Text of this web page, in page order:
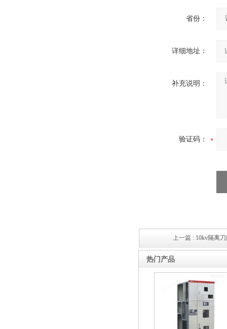
省份：
详细地址：
补充说明：
验证码：
上一篇 : 10kv隔离
热门产品